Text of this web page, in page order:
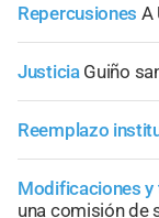
Repercusiones A
Justicia Guiño
Reemplazo
Modificaciones
una comisión de